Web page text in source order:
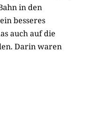
in den
besseres
auch auf die
Darin waren